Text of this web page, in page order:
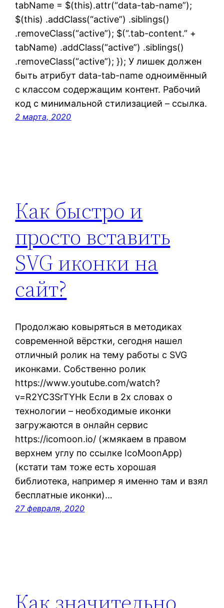
tabName = $(this).attr(“data-tab-name”);
$(this) .addClass(“active”) .siblings()
.removeClass(“active”); $(“.tab-content.” +
tabName) .addClass(“active”) .siblings()
.removeClass(“active”); }); У лишек должен
быть атрибут data-tab-name одноимённый
с классом содержащим контент. Рабочий
код с минимальной стилизацией – ссылка.
2 марта, 2020
Как быстро и
просто вставить
SVG иконки на
сайт?
Продолжаю ковыряться в методиках
современной вёрстки, сегодня нашел
отличный ролик на тему работы с SVG
иконками. Собственно ролик
https://www.youtube.com/watch?
v=R2YC3SrTYHk Если в 2х словах о
технологии – необходимые иконки
загружаются в онлайн сервис
https://icomoon.io/ (жмякаем в правом
верхнем углу по ссылке IcoMoonApp)
(кстати там тоже есть хорошая
библиотека, например я именно там и взял
бесплатные иконки)…
27 февраля, 2020